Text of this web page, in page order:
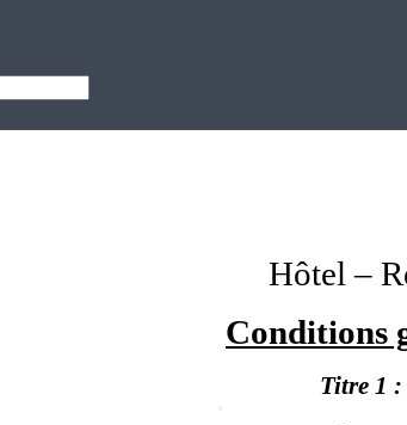
Hôtel –
Conditions
Titre 1 :